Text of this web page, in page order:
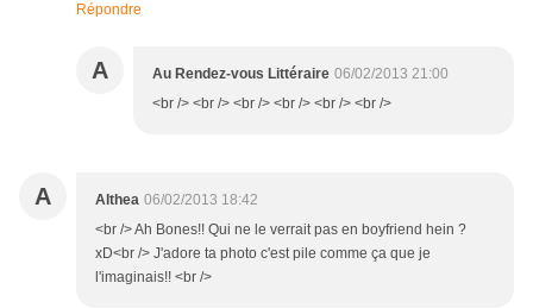
Répondre
A Au Rendez-vous Littéraire 06/02/2013 21:00
<br /> <br /> <br /> <br /> <br /> <br />
A Althea 06/02/2013 18:42
<br /> Ah Bones!! Qui ne le verrait pas en boyfriend hein ?
xD<br /> J'adore ta photo c'est pile comme ça que je
l'imaginais!! <br />